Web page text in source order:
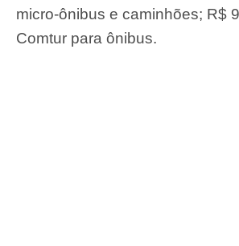
micro-ônibus e caminhões; R$
Comtur para ônibus.